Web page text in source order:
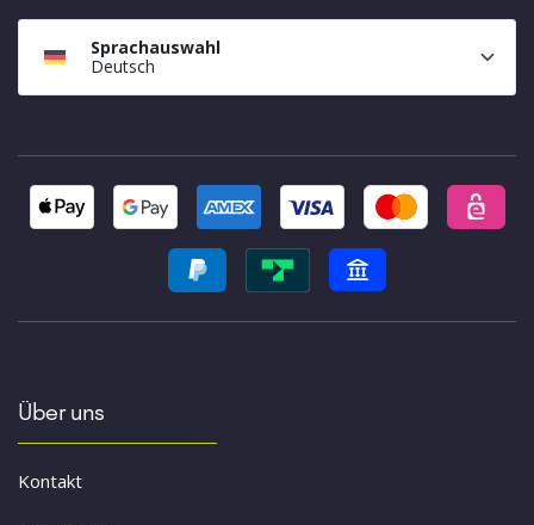
Sprachauswahl
Deutsch
Über uns
Kontakt